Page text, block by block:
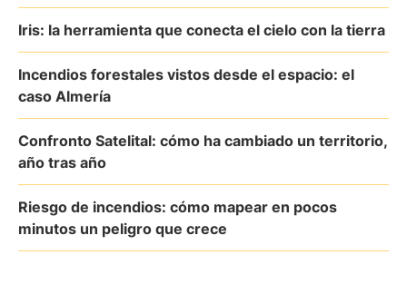
Iris: la herramienta que conecta el cielo con la tierra
Incendios forestales vistos desde el espacio: el
caso Almería
Confronto Satelital: cómo ha cambiado un territorio,
año tras año
Riesgo de incendios: cómo mapear en pocos
minutos un peligro que crece